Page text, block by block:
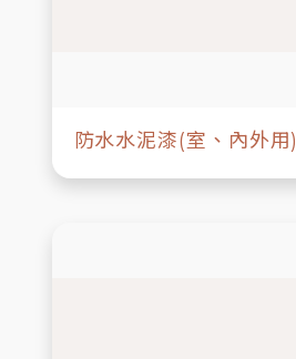
防水水泥漆(室、內外用)